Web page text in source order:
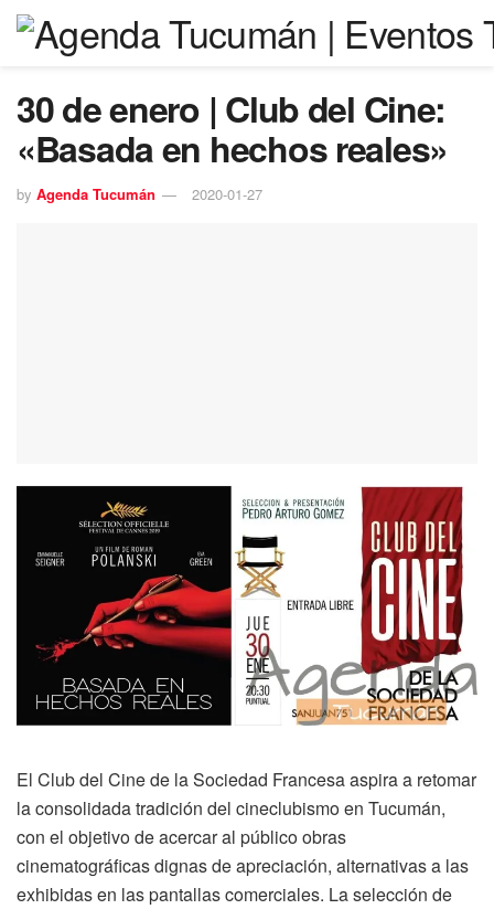
30 de enero | Club del Cine:
«Basada en hechos reales»
by Agenda Tucumán 2020-01-27
El Club del Cine de la Sociedad Francesa aspira a retomar
la consolidada tradición del cineclubismo en Tucumán,
con el objetivo de acercar al público obras
cinematográficas dignas de apreciación, alternativas a las
exhibidas en las pantallas comerciales. La selección de